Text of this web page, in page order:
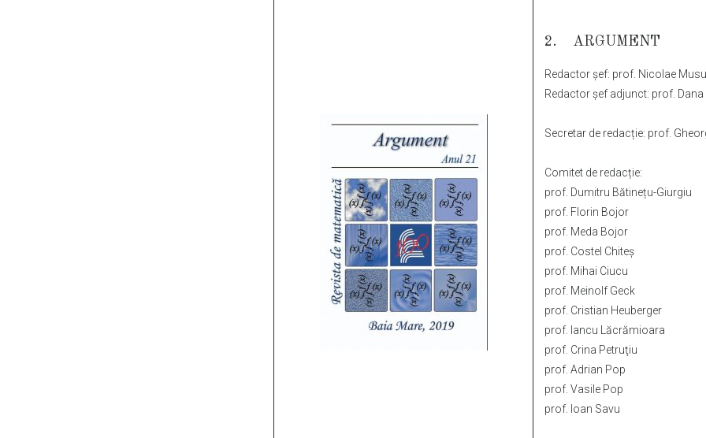
2. ARGUMENT
Redactor șef: prof. Nicolae
Redactor șef adjunct: prof. Dana
Secretar de redacție: prof.
Comitet de redacție:
prof. Dumitru Bătinețu-Giurgiu
prof. Florin Bojor
prof. Meda Bojor
prof. Costel Chiteș
prof. Mihai Ciucu
prof. Meinolf Geck
prof. Cristian Heuberger
prof. Iancu Lăcrămioara
prof. Crina Petruţiu
prof. Adrian Pop
prof. Vasile Pop
prof. Ioan Savu